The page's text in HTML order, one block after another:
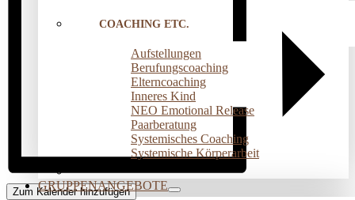
COACHING ETC.
Aufstellungen
Berufungscoaching
Elterncoaching
Inneres Kind
NEO Emotional Release
Paarberatung
Systemisches Coaching
Systemische Körperarbeit
GRUPPENANGEBOTE
Zum Kalender hinzufügen